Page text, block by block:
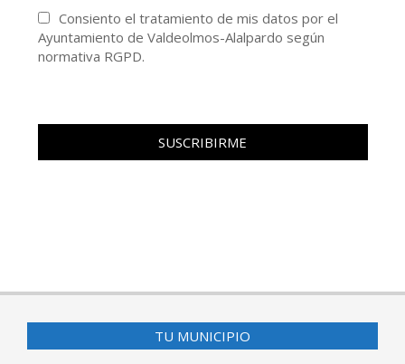
Consiento el tratamiento de mis datos por el
Ayuntamiento de Valdeolmos-Alalpardo según
normativa RGPD.
TU MUNICIPIO